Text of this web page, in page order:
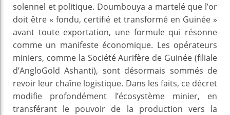
solennel et politique. Doumbouya a martelé que l’or
doit être « fondu, certifié et transformé en Guinée »
avant toute exportation, une formule qui résonne
comme un manifeste économique. Les opérateurs
miniers, comme la Société Aurifère de Guinée (filiale
d’AngloGold Ashanti), sont désormais sommés de
revoir leur chaîne logistique. Dans les faits, ce décret
modifie profondément l’écosystème minier, en
transférant le pouvoir de la production vers la